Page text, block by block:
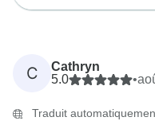
C
Cathryn
5.0
•
Traduit